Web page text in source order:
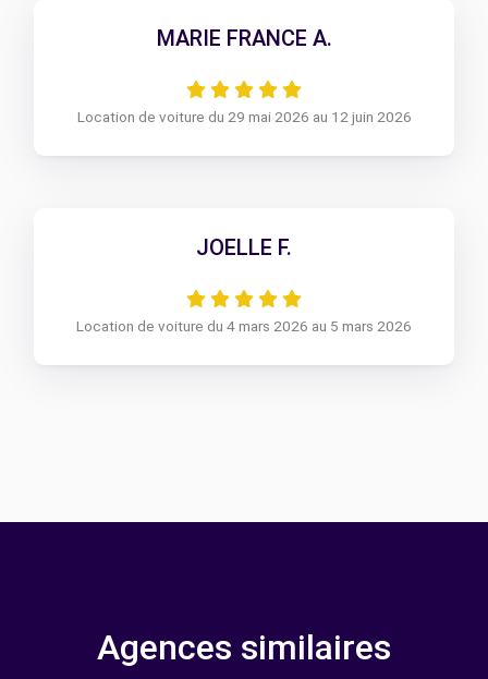
MARIE FRANCE A.
Location de voiture du 29 mai 2026 au 12 juin 2026
JOELLE F.
Location de voiture du 4 mars 2026 au 5 mars 2026
Agences similaires